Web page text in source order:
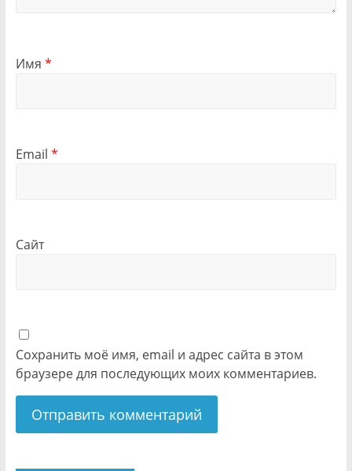
Имя *
Email *
Сайт
Сохранить моё имя, email и адрес сайта в этом
браузере для последующих моих комментариев.